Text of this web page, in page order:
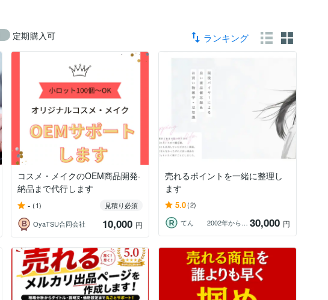
定期購入可 ランキング
コスメ・メイクのOEM商品開発-
納品まで代行します
- (1)
見積り必須
OyaTSU合同会社
10,000 円
売れるポイントを一緒に整理し
ます
5.0(2)
てん 2002年からバイヤー 30,000 円